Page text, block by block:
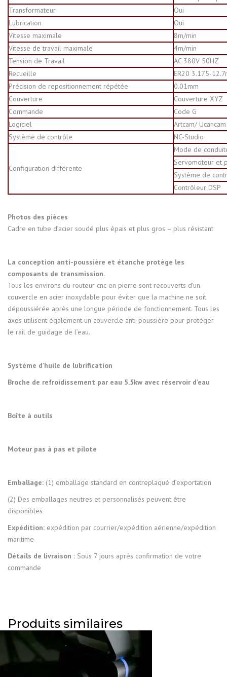
Transformateur
Oui
Lubrication
Oui
Vitesse maximale
8m/min
Vitesse de travail maximale
4m/min
Tension de Travail
AC 380V 50HZ
Recueille
ER20 3.175-
Précision de repositionnement répétée
0.01mm
Couverture
Couverture XYZ
Commande
Code G
Logiciel
Artcam/ Ucancam
Système de contrôle
NC-Studio
Configuration différente
Mode de
Servomoteur et
Système de
Contrôleur DSP
Photos des pièces
Cadre en tube d’acier soudé plus épais et plus gros – plus résistant
La conception anti-poussière et étanche protège les
composants de transmission.
Tous les environs du routeur cnc en pierre sont recouverts d’un
couvercle en acier inoxydable pour éviter que la machine ne soit
dépoussiérée après une longue période de fonctionnement. Tous les
axes utilisent également un couvercle anti-poussière pour protéger
le rail de guidage de l’eau.
Système d’huile de lubrification
Broche de refroidissement par eau 5.5kw avec réservoir d’eau
Boîte à outils
Moteur pas à pas et pilote
Emballage: (1) emballage standard en contreplaqué d’exportation
(2) Des emballages neutres et personnalisés peuvent être
disponibles
Expédition: expédition par courrier/expédition aérienne/expédition
maritime
Détails de livraison : Sous 7 jours après confirmation de votre
commande
Produits similaires